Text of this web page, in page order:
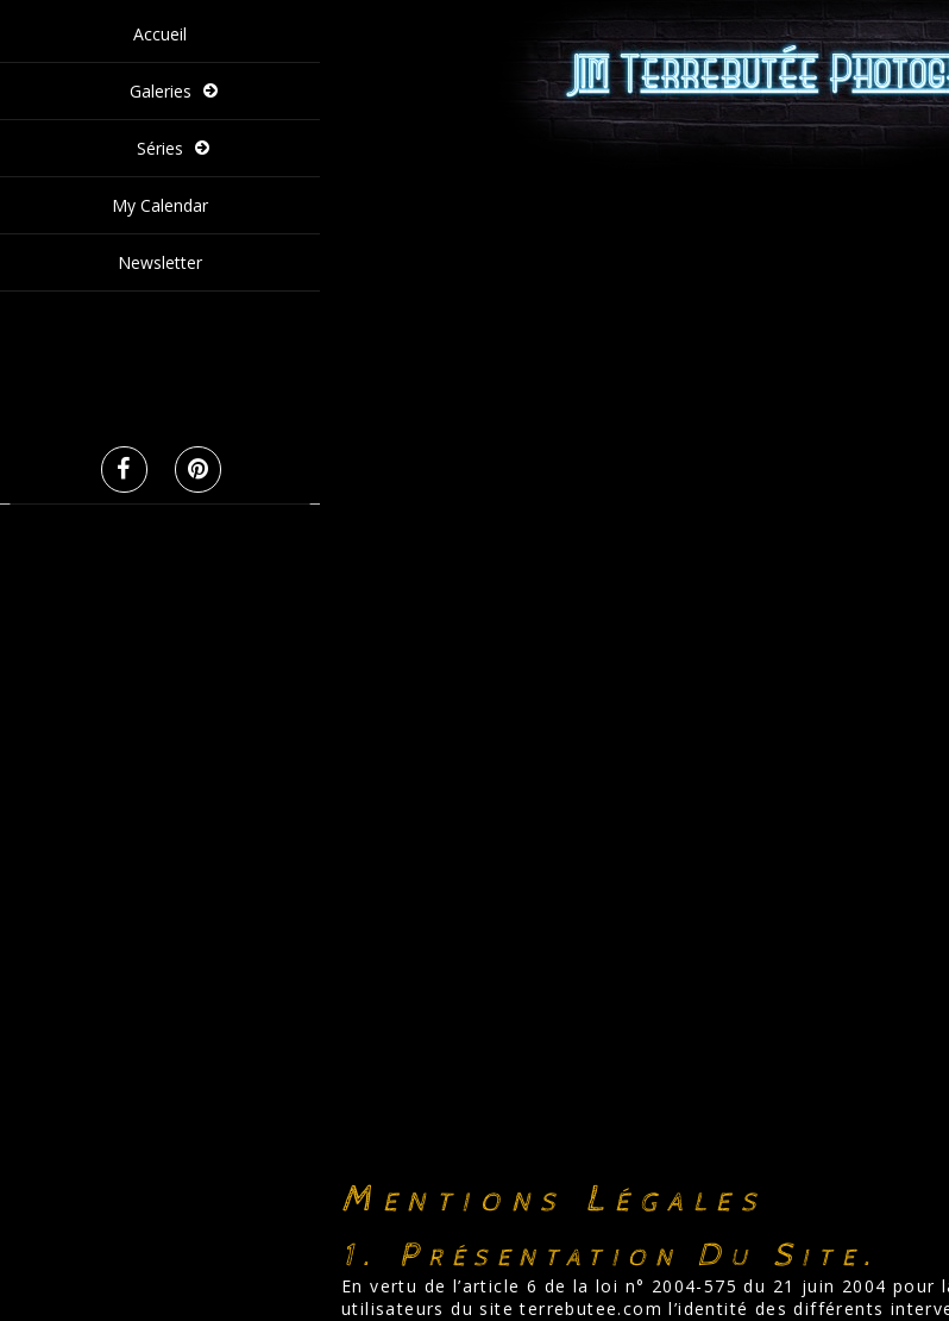
Accueil
Galeries
Séries
My Calendar
Newsletter
Mentions Légales
1. Présentation Du Site.
En vertu de l’article 6 de la loi n° 2004-575 du 21 juin 2004
utilisateurs du site terrebutee.com l’identité des différents